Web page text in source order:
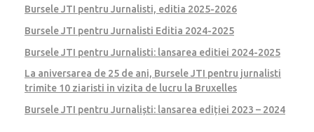
Bursele JTI pentru Jurnalisti, editia 2025-2026
Bursele JTI pentru Jurnalisti Editia 2024-2025
Bursele JTI pentru Jurnalisti: lansarea editiei 2024-2025
La aniversarea de 25 de ani, Bursele JTI pentru jurnalisti
trimite 10 ziaristi in vizita de lucru la Bruxelles
Bursele JTI pentru Jurnaliști: lansarea ediției 2023 – 2024